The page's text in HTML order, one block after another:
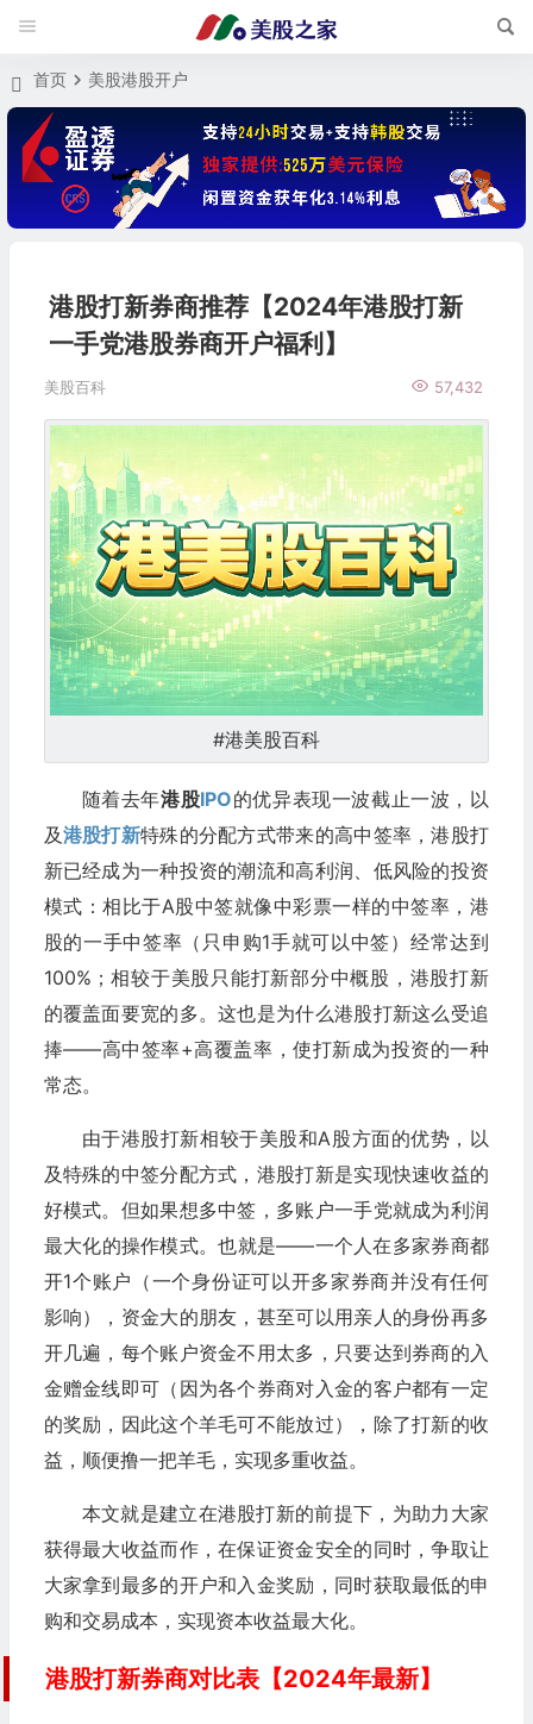
首页 美股港股开户
港股打新券商推荐【2024年港股打新
一手党港股券商开户福利】
美股百科 57,432
#港美股百科
随着去年港股IPO的优异表现一波截止一波，以
及港股打新特殊的分配方式带来的高中签率，港股打
新已经成为一种投资的潮流和高利润、低风险的投资
模式：相比于A股中签就像中彩票一样的中签率，港
股的一手中签率（只申购1手就可以中签）经常达到
100%；相较于美股只能打新部分中概股，港股打新
的覆盖面要宽的多。这也是为什么港股打新这么受追
捧——高中签率+高覆盖率，使打新成为投资的一种
常态。
由于港股打新相较于美股和A股方面的优势，以
及特殊的中签分配方式，港股打新是实现快速收益的
好模式。但如果想多中签，多账户一手党就成为利润
最大化的操作模式。也就是——一个人在多家券商都
开1个账户（一个身份证可以开多家券商并没有任何
影响），资金大的朋友，甚至可以用亲人的身份再多
开几遍，每个账户资金不用太多，只要达到券商的入
金赠金线即可（因为各个券商对入金的客户都有一定
的奖励，因此这个羊毛可不能放过），除了打新的收
益，顺便撸一把羊毛，实现多重收益。
本文就是建立在港股打新的前提下，为助力大家
获得最大收益而作，在保证资金安全的同时，争取让
大家拿到最多的开户和入金奖励，同时获取最低的申
购和交易成本，实现资本收益最大化。
港股打新券商对比表【2024年最新】